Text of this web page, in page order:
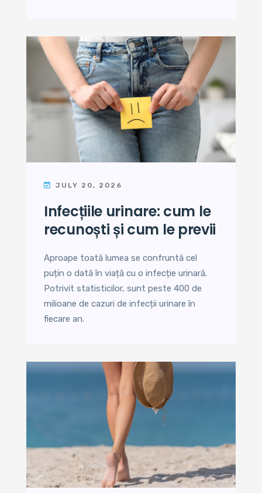
JULY 20, 2026
infecțiile urinare: cum le
recunoști și cum le previi
Aproape toată lumea se confruntă cel
puțin o dată în viață cu o infecție urinară.
Potrivit statisticilor, sunt peste 400 de
milioane de cazuri de infecții urinare în
fiecare an.